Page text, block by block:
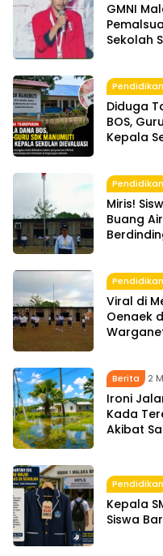
GMNI
Sekolah
Pendidikan
Diduga
BOS,
Kepala
Pendidikan
Miris!
Buang
Pendidikan
Viral di
Oenaek
Berita 2
Ironi
Kada
Akibat
Pendidikan
Kepala
Siswa